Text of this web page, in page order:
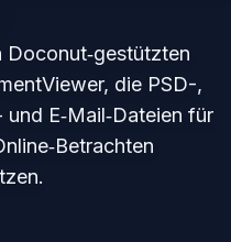
Doconut‑gestützten
die PSD-,
E‑Mail‑Dateien für